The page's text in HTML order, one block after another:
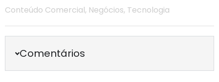
Conteúdo Comercial, Negócios, Tecnologia
Comentários